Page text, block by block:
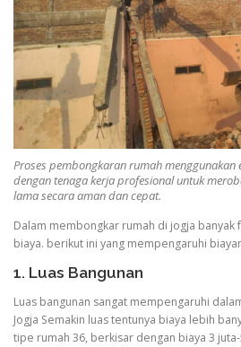
Proses pembongkaran rumah menggunakan
dengan tenaga kerja profesional untuk
lama secara aman dan cepat.
Dalam membongkar rumah di jogja banyak
biaya. berikut ini yang mempengaruhi
1. Luas Bangunan
Luas bangunan sangat mempengaruhi
Jogja Semakin luas tentunya biaya lebih
tipe rumah 36, berkisar dengan biaya 3